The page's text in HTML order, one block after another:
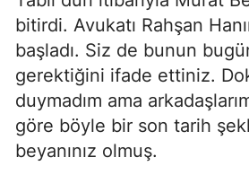
bitirdi. Avukatı Rahşan
başladı. Siz de bunun
gerektiğini ifade ettiniz.
duymadım ama
göre böyle bir son tarih
beyanınız olmuş.